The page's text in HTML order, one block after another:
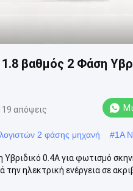
βαθμός 2 Φάση
απόψεις
2 φάσης μηχανή #1A
0.4A για φωτισμό
ηλεκτρική ενέργεια σε